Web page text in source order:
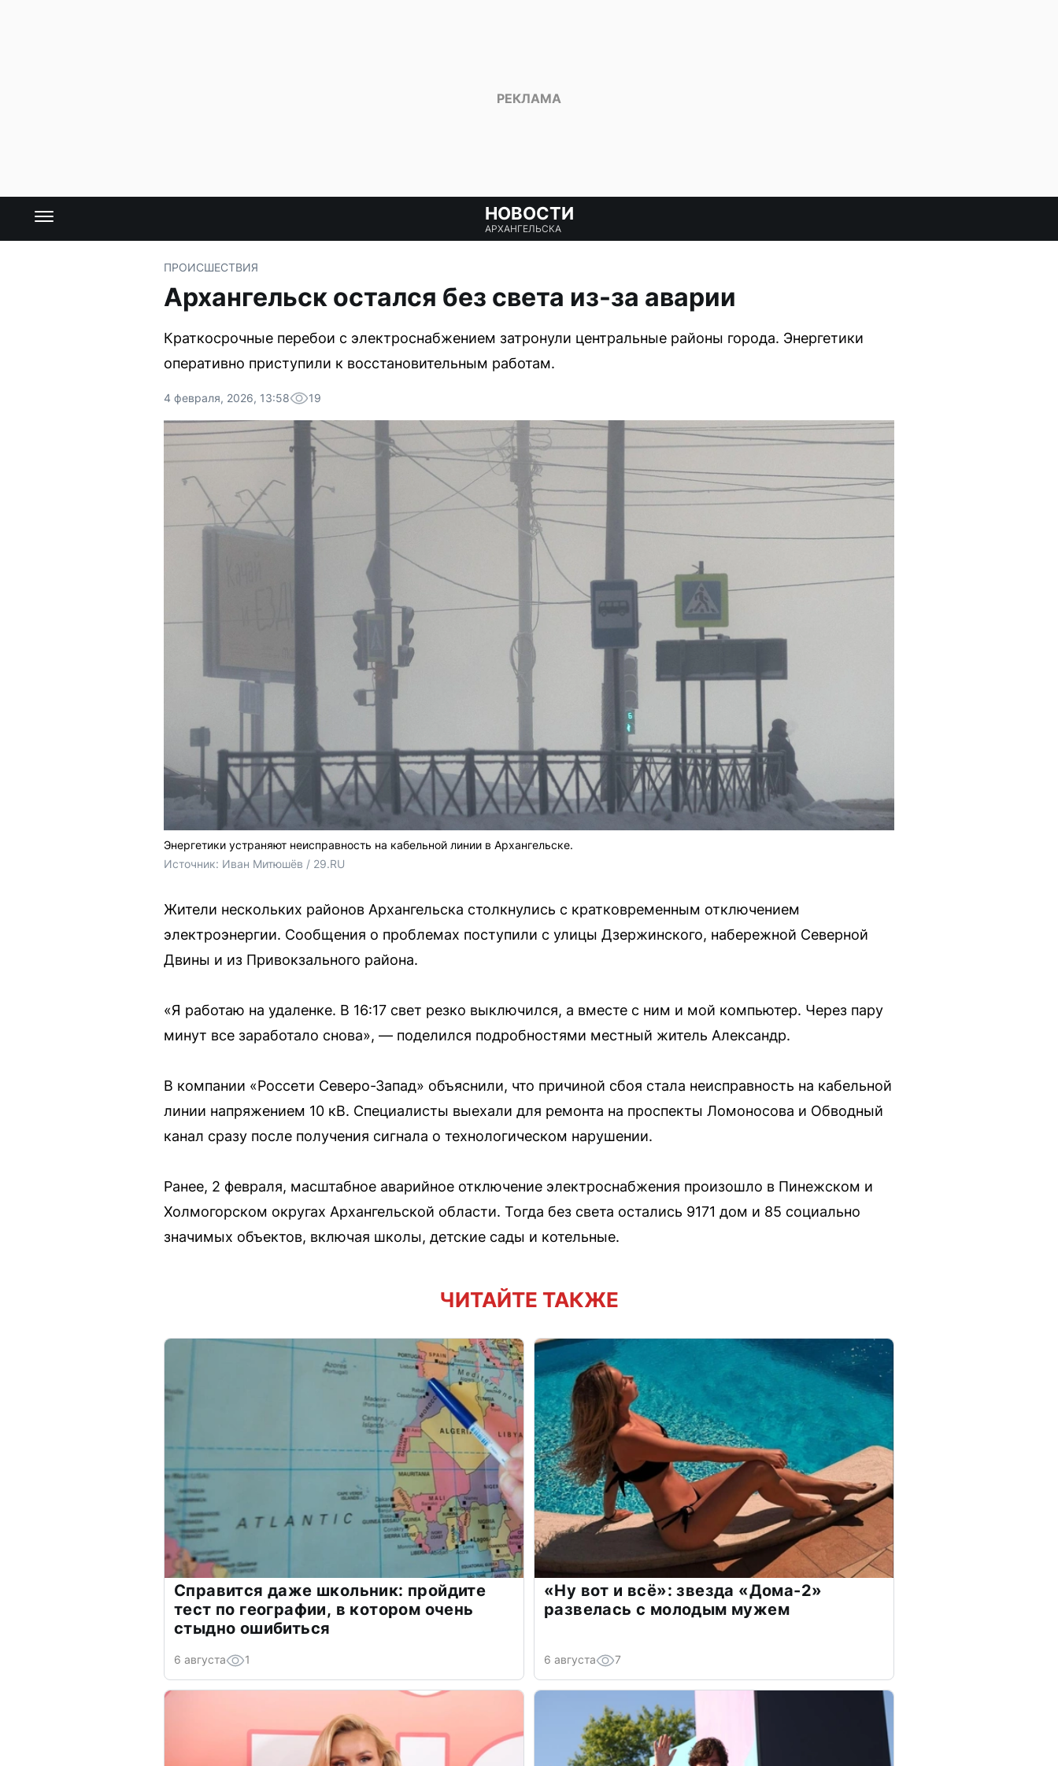
НОВОСТИ
АРХАНГЕЛЬСКА
ПРОИСШЕСТВИЯ
Архангельск остался без света из-за аварии
Краткосрочные перебои с электроснабжением затронули центральные районы города. Энергетики
оперативно приступили к восстановительным работам.
4 февраля, 2026, 13:58 19
Энергетики устраняют неисправность на кабельной линии в Архангельске.
Источник: Иван Митюшёв / 29.RU
Жители нескольких районов Архангельска столкнулись с кратковременным отключением
электроэнергии. Сообщения о проблемах поступили с улицы Дзержинского, набережной Северной
Двины и из Привокзального района.
«Я работаю на удаленке. В 16:17 свет резко выключился, а вместе с ним и мой компьютер. Через пару
минут все заработало снова», — поделился подробностями местный житель Александр.
В компании «Россети Северо-Запад» объяснили, что причиной сбоя стала неисправность на кабельной
линии напряжением 10 кВ. Специалисты выехали для ремонта на проспекты Ломоносова и Обводный
канал сразу после получения сигнала о технологическом нарушении.
Ранее, 2 февраля, масштабное аварийное отключение электроснабжения произошло в Пинежском и
Холмогорском округах Архангельской области. Тогда без света остались 9171 дом и 85 социально
значимых объектов, включая школы, детские сады и котельные.
ЧИТАЙТЕ ТАКЖЕ
Справится даже школьник: пройдите
тест по географии, в котором очень
стыдно ошибиться
6 августа 1
«Ну вот и всё»: звезда «Дома-2»
развелась с молодым мужем
6 августа 7